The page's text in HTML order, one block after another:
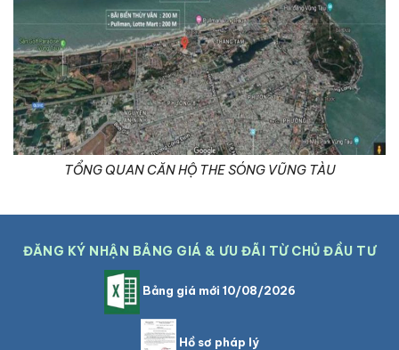
TỔNG QUAN CĂN HỘ THE SÓNG VŨNG TÀU
ĐĂNG KÝ NHẬN BẢNG GIÁ & ƯU ĐÃI TỪ CHỦ ĐẦU TƯ
Bảng giá mới 10/08/2026
Hồ sơ pháp lý